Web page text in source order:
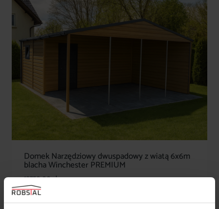
Domek Narzędziowy dwuspadowy z wiatą 6x6m
blacha Winchester PREMIUM
13750,00zł